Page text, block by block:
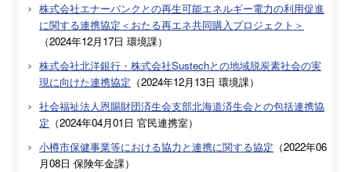
株式会社エナーバンクとの再生可能エネルギー電力の利用促進
に関する連携協定＜おたる再エネ共同購入プロジェクト＞
（2024年12月17日 環境課）
株式会社北洋銀行・株式会社Sustechとの地域脱炭素社会の実
現に向けた連携協定 （2024年12月13日 環境課）
社会福祉法人恩賜財団済生会支部北海道済生会との包括連携協
定 （2024年04月01日 官民連携室）
小樽市保健事業等における協力と連携に関する協定 （2022年06
月08日 保険年金課）